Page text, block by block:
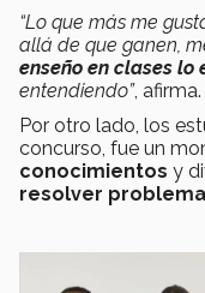
“Lo que más me
allá de que ganen,
enseño en clases lo
entendiendo”, afirma.
Por otro lado, los
concurso, fue un
conocimientos y
resolver